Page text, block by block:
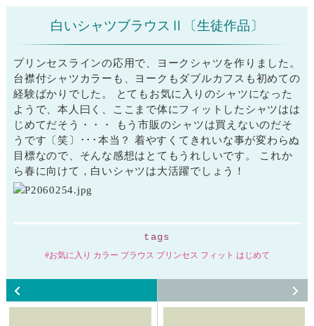
白いシャツブラウスⅡ〔生徒作品〕
プリンセスラインの応用で、ヨークシャツを作りました。
台襟付シャツカラーも、ヨークもダブルカフスも初めての
経験ばかりでした。 とてもお気に入りのシャツになった
ようで、本人曰く、ここまで体にフィットしたシャツはは
じめてだそう・・・ もう市販のシャツは買えないのだそ
うです〔笑〕･･･本当？ 着やすくてきれいな事が変わらぬ
目標なので、そんな感想はとてもうれしいです。 これか
ら春に向けて，白いシャツは大活躍でしょう！
tags
お気に入り カラー ブラウス プリンセス フィット はじめて